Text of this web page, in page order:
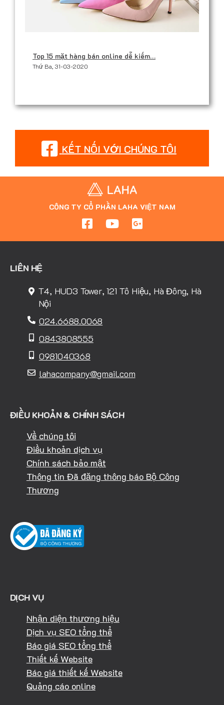
Top 15 mặt hàng bán online dễ kiếm…
Thứ Ba, 31-03-2020
KẾT NỐI VỚI CHÚNG TÔI
CÔNG TY CỔ PHẦN LAHA VIỆT NAM
LIÊN HỆ
T4, HUD3 Tower, 121 Tô Hiệu, Hà Đông, Hà
Nội
024.6688.0068
0843808555
0981040368
lahacompany@gmail.com
ĐIỀU KHOẢN & CHÍNH SÁCH
Về chúng tôi
Điều khoản dịch vụ
Chính sách bảo mật
Thông tin Đã đăng thông báo Bộ Công
Thương
DỊCH VỤ
Nhận diện thương hiệu
Dịch vụ SEO tổng thể
Báo giá SEO tổng thể
Thiết kế Website
Báo giá thiết kế Website
Quảng cáo online